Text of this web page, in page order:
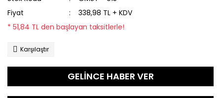
Fiyat
338,98 TL + KDV
* 51,84 TL den başlayan taksitlerle!
Karşılaştır
GELİNCE HABER VER